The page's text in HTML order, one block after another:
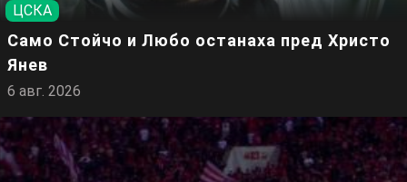
ЦСКА
Само Стойчо и Любо останаха пред Христо
Янев
6 авг. 2026